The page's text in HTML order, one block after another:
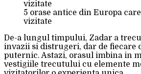
5 orase antice din Europa
vizitate
De-a lungul timpului, Zadar a
invazii si distrugeri, dar de fiecare
puternic. Astazi, orasul imbina in
vestigiile trecutului cu elemente